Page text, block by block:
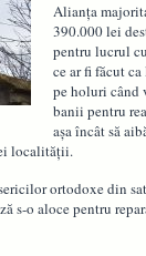
Alianţa
390.000 lei
pentru lucrul
ce ar fi făcut
pe holuri când
banii pentru
aşa încât să
localităţii.
ortodoxe din
s-o aloce pentru